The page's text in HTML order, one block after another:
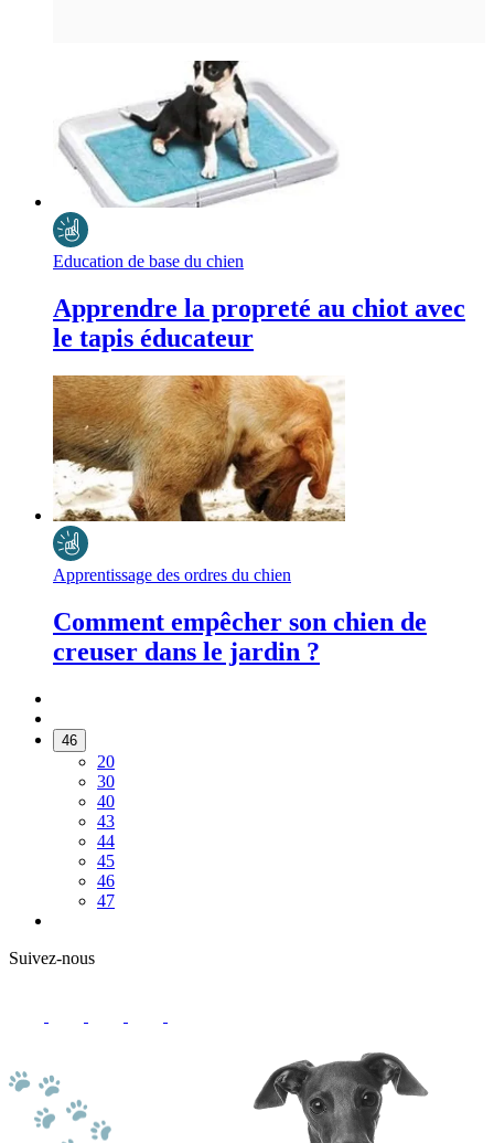
Education de base du chien
Apprendre la propreté au chiot avec
le tapis éducateur
Apprentissage des ordres du chien
Comment empêcher son chien de
creuser dans le jardin ?
46
20
30
40
43
44
45
46
47
Suivez-nous